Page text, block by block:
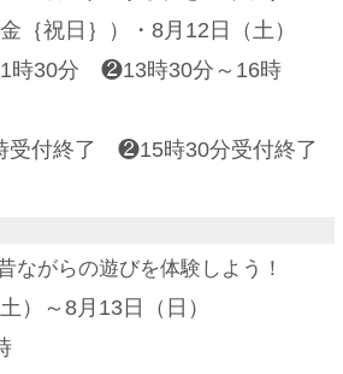
｛祝日｝）・8月12日（土）
時30分 ❷13時30分～16時
受付終了 ❷15時30分受付終了
ながらの遊びを体験しよう！
）～8月13日（日）